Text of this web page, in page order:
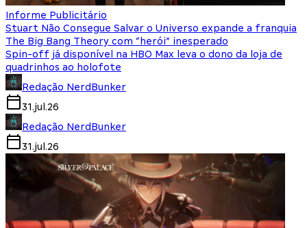
Informe Publicitário
Stuart Não Consegue Salvar o Universo expande a franquia
The Big Bang Theory com “herói” inesperado
Spin-off já disponível na HBO Max leva o dono da loja de
quadrinhos ao holofote
Redação NerdBunker
31.jul.26
Redação NerdBunker
31.jul.26